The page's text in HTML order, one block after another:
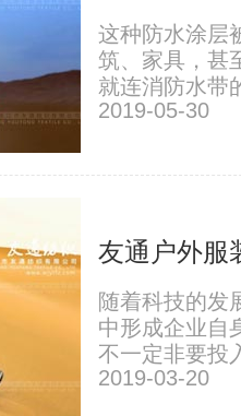
这种防水涂层
筑、家具，甚
就连消防水带
2019-05-30
友通户外服
随着科技的发
中形成企业自
不一定非要投
2019-03-20